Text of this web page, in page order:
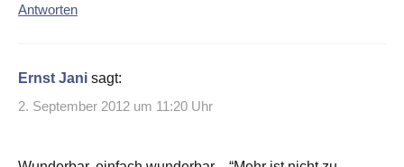
Antworten
Ernst Jani sagt:
2. September 2012 um 11:20 Uhr